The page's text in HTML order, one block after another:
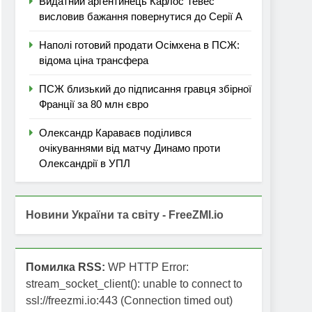
висловив бажання повернутися до Серії А
Наполі готовий продати Осімхена в ПСЖ:
відома ціна трансфера
ПСЖ близький до підписання гравця збірної
Франції за 80 млн євро
Олександр Караваєв поділився
очікуваннями від матчу Динамо проти
Олександрії в УПЛ
Новини України та світу - FreeZMI.io
Помилка RSS: WP HTTP Error:
stream_socket_client(): unable to connect to
ssl://freezmi.io:443 (Connection timed out)